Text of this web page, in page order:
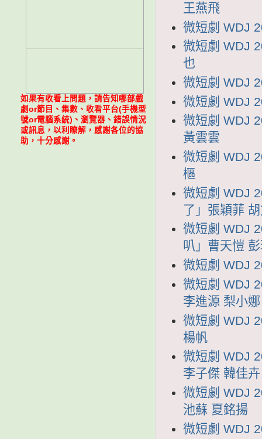
王燕飛
微短劇 WDJ
微短劇 WDJ
也
微短劇 WDJ
微短劇 WDJ
微短劇 WDJ
黃雲雲
微短劇 WDJ
樞
微短劇 WDJ
了」張穎菲
微短劇 WDJ
叭」曹天愷
微短劇 WDJ
微短劇 WDJ
李進源 梨小娜
微短劇 WDJ
楊帆
微短劇 WDJ
李子傑 韓佳卉
微短劇 WDJ
池蘇 夏銘揚
微短劇 WDJ
如果有收看上問題，請告知哪部戲
劇or節目、集數、收看平台(手機型
號or電腦系統)、瀏覽器、錯誤情況
或訊息，以利瞭解，感謝各位的協
助，十分感謝。